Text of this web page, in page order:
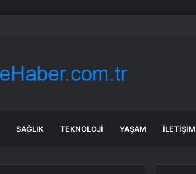
SAĞLIK TEKNOLOJI YAŞAM İLETIŞIM